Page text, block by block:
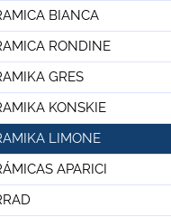
BIANCA
RONDINE
GRES
KONSKIE
LIMONE
APARICI